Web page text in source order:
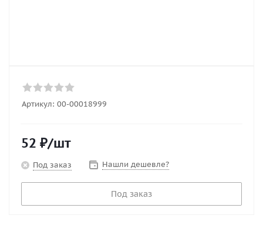
Артикул: 00-00018999
52 ₽/шт
Под заказ Нашли дешевле?
Под заказ